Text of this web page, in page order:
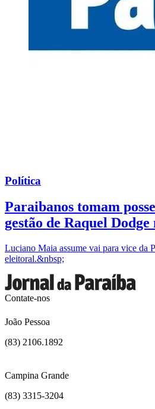
Política
Paraibanos tomam
gestão de Raquel
Luciano Maia assume vai para vice da
eleitoral.&nbsp;
Contate-nos
João Pessoa
(83) 2106.1892
Campina Grande
(83) 3315-3204